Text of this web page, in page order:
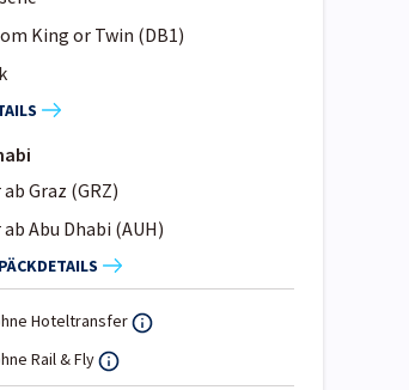
King or Twin (DB1)
ab Graz (GRZ)
ab Abu Dhabi (AUH)
Hoteltransfer
Rail & Fly